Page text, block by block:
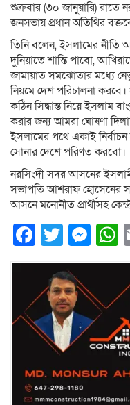
শুক্রবার (৩০ জানুয়ারি) রাতে
জনসভায় প্রধান অতিথির
তিনি বলেন, ইসলামের নীতি
দুনিয়াতে শান্তি পাবো,
জামায়াত সমঝোতার মধ্যে
নিয়মে দেশ পরিচালনা
কঠিন সিদ্ধান্ত নিয়ে ইসলাম
করার জন্য আমরা ঘোষণা
ইসলামের পথে একাই
সোনার দেশে পরিণত করবো।
নরসিংদী সদর আসনের
সভাপতি আশরাফ হোসেনের
আসনে মনোনীত প্রার্থীসহ
Twitter